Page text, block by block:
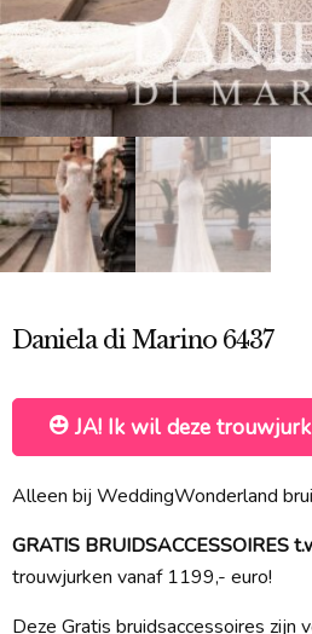
Daniela di Marino 6437
JA! Ik wil deze
Alleen bij WeddingWonderland
GRATIS BRUIDSACCESSOIRES
trouwjurken vanaf 1199,- euro!
Deze Gratis bruidsaccessoires zijn